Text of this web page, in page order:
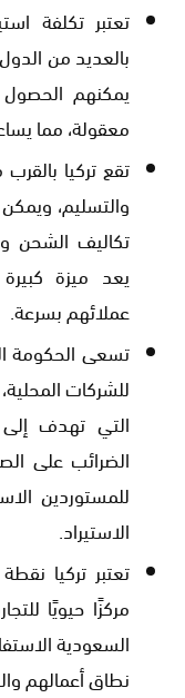
تعتبر تكلفة
بالعديد من
يمكنهم
معقولة، مما
تقع تركيا
والتسليم،
تكاليف الشحن
يعد ميزة
عملائهم بسرعة.
تسعى الحكومة
للشركات
التي تهدف
الضرائب على
للمستوردين
الاستيراد.
تعتبر تركيا
مركزًا حيويًا
السعودية
نطاق أعمالهم